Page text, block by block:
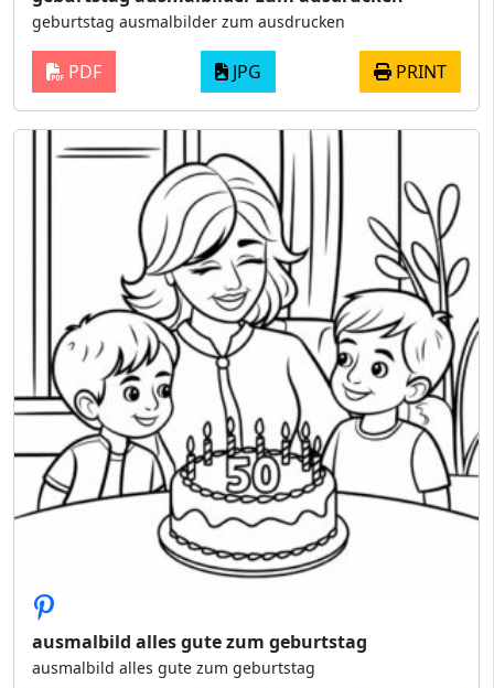
geburtstag ausmalbilder zum ausdrucken
PDF JPG PRINT
ausmalbild alles gute zum geburtstag
ausmalbild alles gute zum geburtstag